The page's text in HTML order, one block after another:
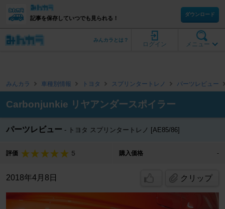
記事を保存していつでも見られる！
ダウンロード
メニュー
ログイン
みんカラとは？
みんカラ 車種別情報 トヨタ スプリンタートレノ パーツレビュー
Carbonjunkie リヤアンダースポイラー
パーツレビュー トヨタ スプリンタートレノ [AE85/86]
評価 5 購入価格 -
2018年4月8日 クリップ